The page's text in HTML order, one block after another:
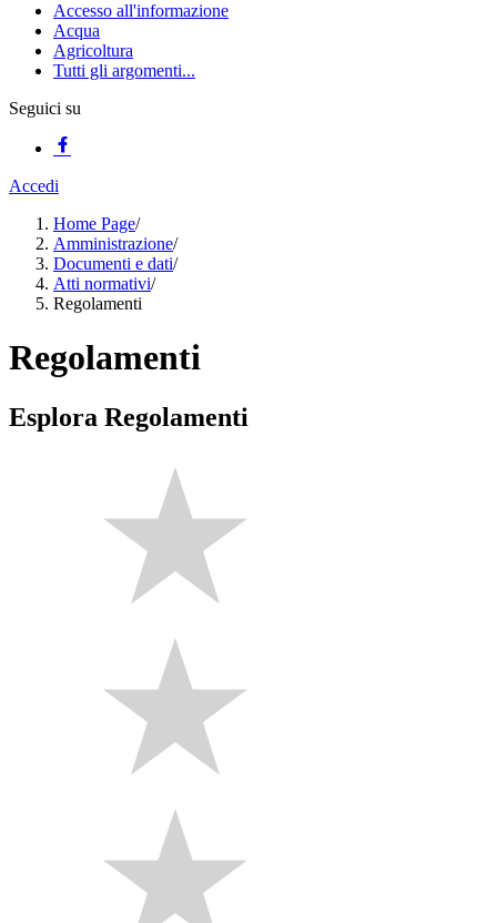
Accesso all'informazione
Acqua
Agricoltura
Tutti gli argomenti...
Seguici su
Accedi
Home Page/
Amministrazione/
Documenti e dati/
Atti normativi/
Regolamenti
Regolamenti
Esplora Regolamenti